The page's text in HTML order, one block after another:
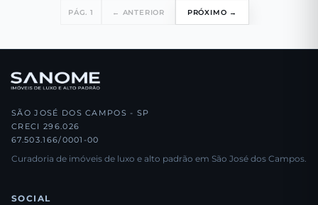
PÁG. 1 ← ANTERIOR
PRÓXIMO →
SÃO JOSÉ DOS CAMPOS - SP
CRECI 296.026
67.503.166/0001-00
Curadoria de imóveis de luxo e alto padrão em São José dos Campos.
SOCIAL